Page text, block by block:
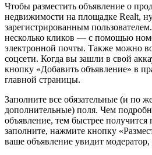
Чтобы разместить объявление о
недвижимости на площадке Realt,
зарегистрированным
несколько кликов — с помощью
электронной почты. Также можно
соцсети. Когда вы зашли в свой
кнопку «Добавить объявление» в
главной страницы.
Заполните все обязательные (и по
дополнительные) поля. Чем
объявление, тем быстрее получится
заполните, нажмите кнопку
ваше объявление увидит